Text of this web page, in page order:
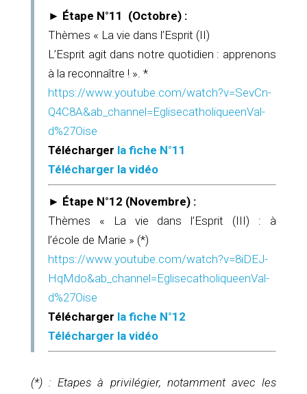
► Étape N°11 (Octobre) :
Thèmes « La vie dans l’Esprit (II)
L’Esprit agit dans notre quotidien : apprenons
à la reconnaître ! ». *
https://www.youtube.com/watch?v=SevCn-
Q4C8A&ab_channel=EglisecatholiqueenVal-
d%27Oise
Télécharger la fiche N°11
Télécharger la vidéo
► Étape N°12 (Novembre) :
Thèmes « La vie dans l’Esprit (III) : à
l’école de Marie » (*)
https://www.youtube.com/watch?v=8iDEJ-
HqMdo&ab_channel=EglisecatholiqueenVal-
d%27Oise
Télécharger la fiche N°12
Télécharger la vidéo
(*) : Etapes à privilégier, notamment avec les